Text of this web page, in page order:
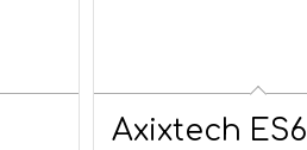
Axixtech ES6